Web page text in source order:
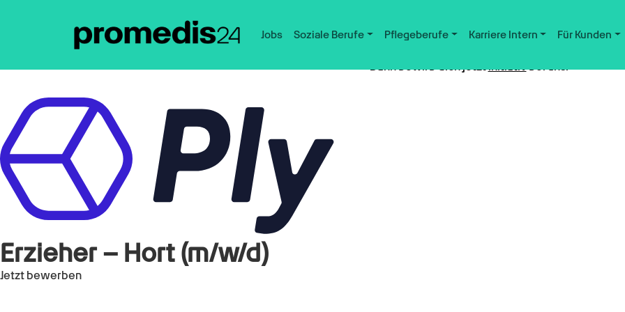
Jobs Soziale Berufe Pflegeberufe Karriere Intern Für Kunden
Dann bewirb dich jetztinitiativbei uns.
Erzieher – Hort (m/w/d)
Jetzt bewerben